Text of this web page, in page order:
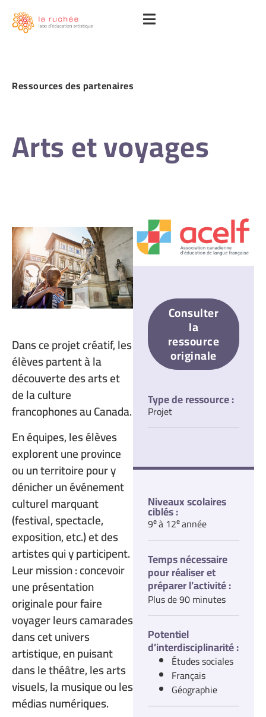
Ressources des partenaires
Arts et voyages
Dans ce projet créatif, les
élèves partent à la
découverte des arts et
de la culture
francophones au Canada.
En équipes, les élèves
explorent une province
ou un territoire pour y
dénicher un événement
culturel marquant
(festival, spectacle,
exposition, etc.) et des
artistes qui y participent.
Leur mission : concevoir
une présentation
originale pour faire
voyager leurs camarades
dans cet univers
artistique, en puisant
dans le théâtre, les arts
visuels, la musique ou les
médias numériques.
Consulter
la
ressource
originale
Type de ressource :
Projet
Niveaux scolaires
ciblés :
9eà 12eannée
Temps nécessaire
pour réaliser et
préparer l’activité :
Plus de 90 minutes
Potentiel
d’interdisciplinarité :
Études sociales
Français
Géographie